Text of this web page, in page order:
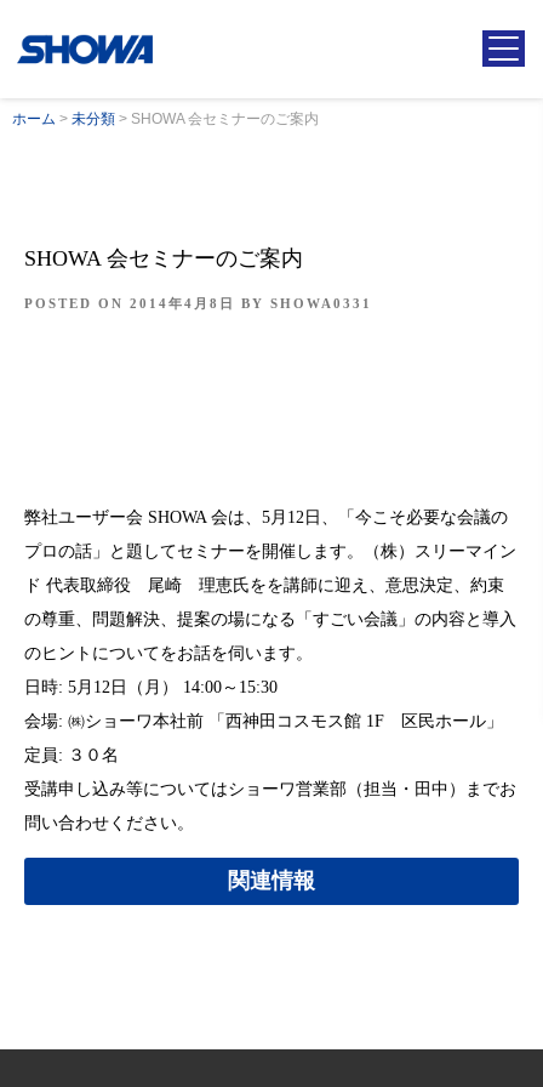
ホーム > 未分類 > SHOWA 会セミナーのご案内
SHOWA 会セミナーのご案内
POSTED ON 2014年4月8日 BY SHOWA0331
弊社ユーザー会 SHOWA 会は、5月12日、「今こそ必要な会議の
プロの話」と題してセミナーを開催します。（株）スリーマイン
ド 代表取締役 尾崎 理恵氏をを講師に迎え、意思決定、約束
の尊重、問題解決、提案の場になる「すごい会議」の内容と導入
のヒントについてをお話を伺います。
日時: 5月12日（月） 14:00～15:30
会場: ㈱ショーワ本社前 「西神田コスモス館 1F 区民ホール」
定員: ３０名
受講申し込み等についてはショーワ営業部（担当・田中）までお
問い合わせください。
関連情報